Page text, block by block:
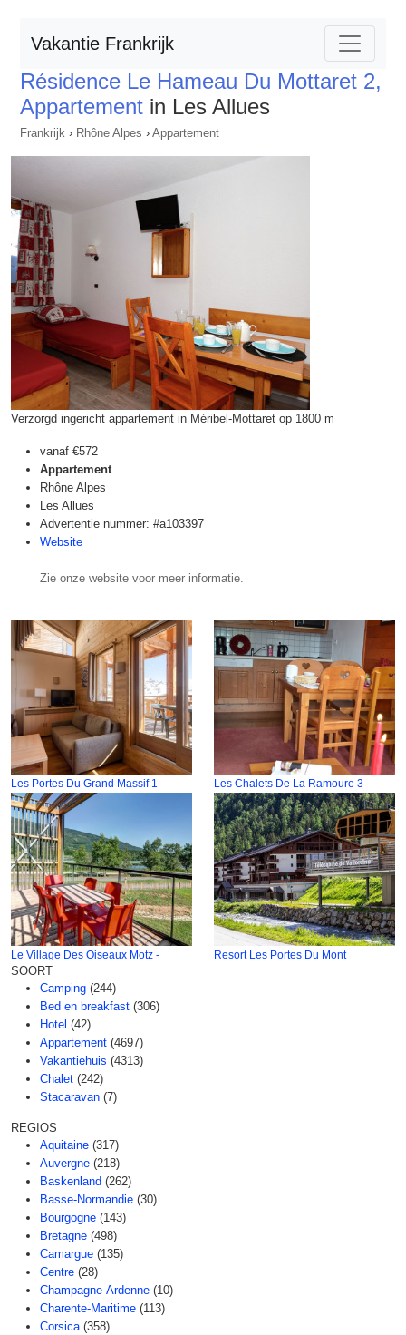
Vakantie Frankrijk
Résidence Le Hameau Du Mottaret 2,
Appartement in Les Allues
Frankrijk › Rhône Alpes › Appartement
Verzorgd ingericht appartement in Méribel-Mottaret op 1800 m
vanaf €572
Appartement
Rhône Alpes
Les Allues
Advertentie nummer: #a103397
Website
Zie onze website voor meer informatie.
Les Portes Du Grand Massif 1 Les Chalets De La Ramoure 3
Le Village Des Oiseaux Motz - Resort Les Portes Du Mont
SOORT
Camping (244)
Bed en breakfast (306)
Hotel (42)
Appartement (4697)
Vakantiehuis (4313)
Chalet (242)
Stacaravan (7)
REGIOS
Aquitaine (317)
Auvergne (218)
Baskenland (262)
Basse-Normandie (30)
Bourgogne (143)
Bretagne (498)
Camargue (135)
Centre (28)
Champagne-Ardenne (10)
Charente-Maritime (113)
Corsica (358)